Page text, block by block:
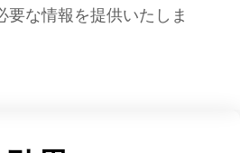
要な情報を提供いたしま